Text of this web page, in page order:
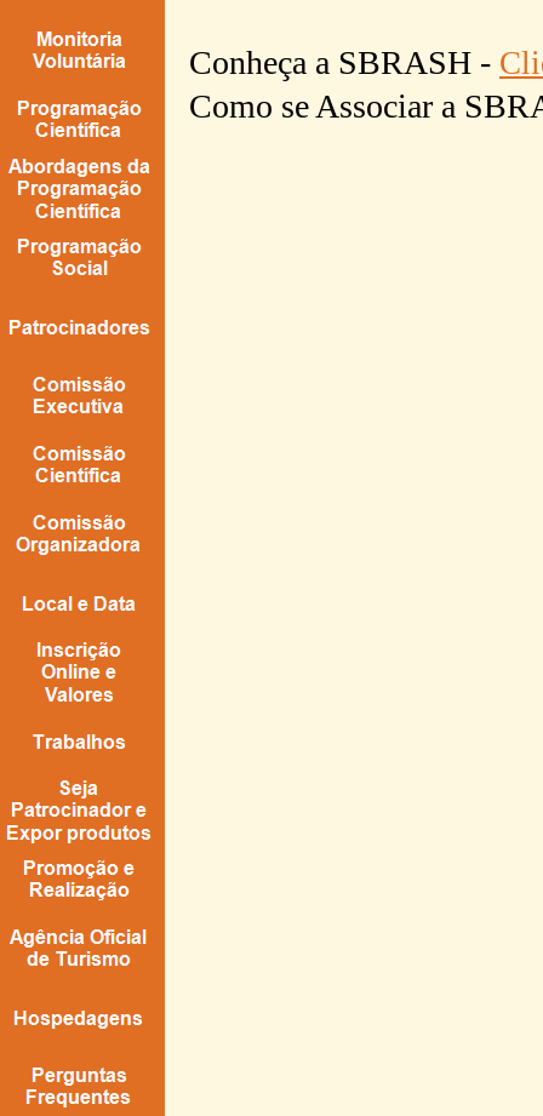
Conheça a SBRASH -
Como se Associar a